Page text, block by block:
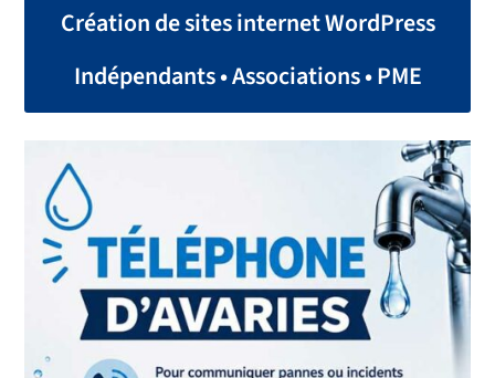
Création de sites internet WordPress
Indépendants • Associations • PME